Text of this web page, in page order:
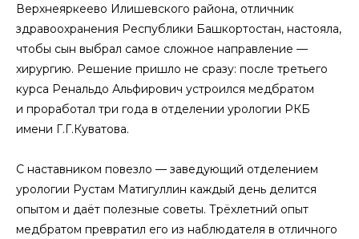
Верхнеяркеево Илишевского района, отличник
здравоохранения Республики Башкортостан, настояла,
чтобы сын выбрал самое сложное направление —
хирургию. Решение пришло не сразу: после третьего
курса Ренальдо Альфирович устроился медбратом
и проработал три года в отделении урологии РКБ
имени Г.Г.Куватова.
С наставником повезло — заведующий отделением
урологии Рустам Матигуллин каждый день делится
опытом и даёт полезные советы. Трёхлетний опыт
медбратом превратил его из наблюдателя в отличного